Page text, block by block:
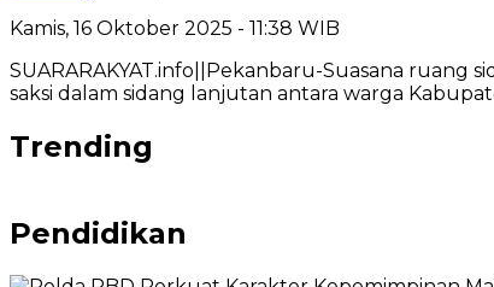
Kamis, 16 Oktober 2025 - 11:38 WIB
SUARARAKYAT.info||Pekanbaru-Suasana ruang
saksi dalam sidang lanjutan antara warga
Trending
Pendidikan